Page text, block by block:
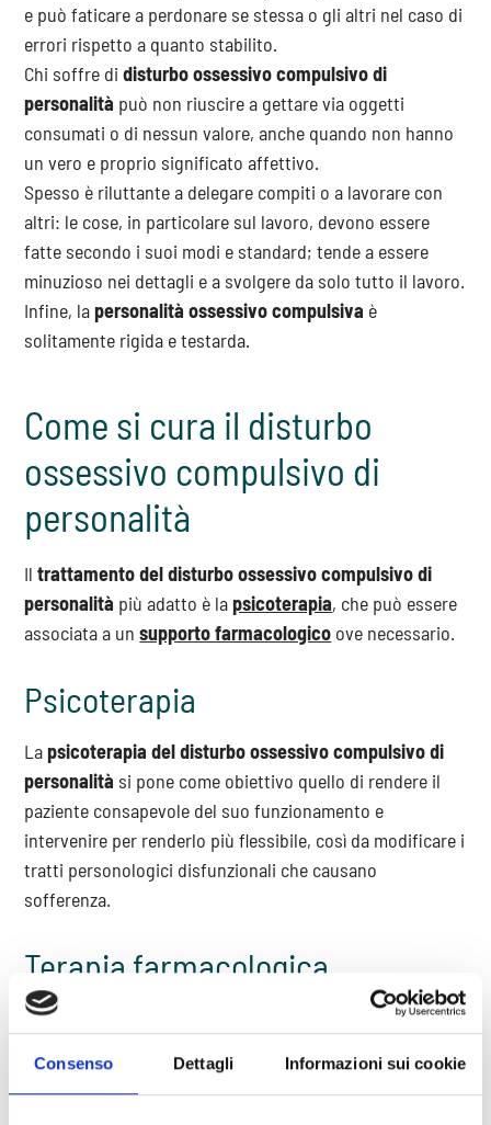
Consenso Dettagli Informazioni sui cookie
e può faticare a perdonare se stessa o gli altri nel caso di
errori rispetto a quanto stabilito.
Chi soffre didisturbo ossessivo compulsivo di
personalità può non riuscire a gettare via oggetti
consumati o di nessun valore, anche quando non hanno
un vero e proprio significato affettivo.
Spesso è riluttante a delegare compiti o a lavorare con
altri: le cose, in particolare sul lavoro, devono essere
fatte secondo i suoi modi e standard; tende a essere
minuzioso nei dettagli e a svolgere da solo tutto il lavoro.
Infine, lapersonalità ossessivo compulsiva è
solitamente rigida e testarda.
Come si cura il disturbo
ossessivo compulsivo di
personalità
Iltrattamento del disturbo ossessivo compulsivo di
personalità più adatto è lapsicoterapia, che può essere
associata a unsupporto farmacologico ove necessario.
Psicoterapia
Lapsicoterapia del disturbo ossessivo compulsivo di
personalità si pone come obiettivo quello di rendere il
paziente consapevole del suo funzionamento e
intervenire per renderlo più flessibile, così da modificare i
tratti personologici disfunzionali che causano
sofferenza.
Terapia farmacologica
Ilsupporto farmacologico per il disturbo ossessivo
trattamento di eventuali sintomi depressivi o ansiosi.